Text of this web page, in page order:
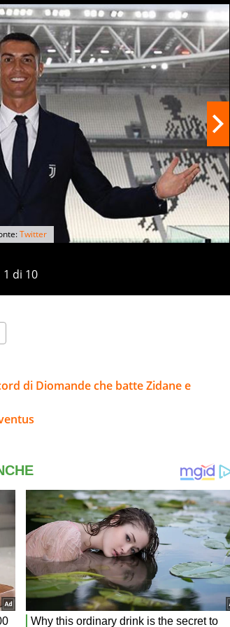
e di volerli raggiungere a Torino. Oltre
può togliersi diversi sfizi e avere
Un esempio? A nessun giocatore è
League, Liga e Serie A. Cristiano
negli ultimi sette anni - ha ottime
1 di 10
Twitter
di Diomande che batte Zidane e